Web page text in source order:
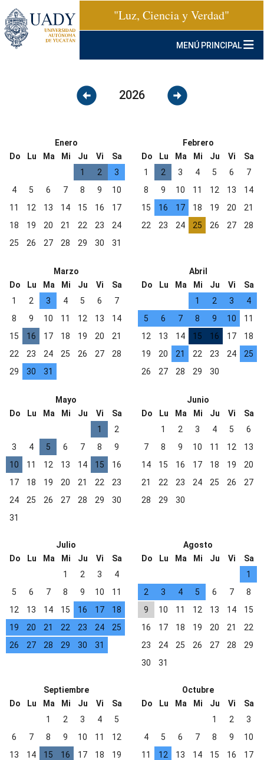
"Luz, Ciencia y Verdad"
MENÚ PRINCIPAL
arrow_circle_left 2026 arrow_circle_right
Enero
Do
Lu Ma Mi Ju Vi
Sa
1
2
3
4
5 6 7 8 9
10
11
12 13 14 15 16
17
18
19 20 21 22 23
24
25
26 27 28 29 30 31
Febrero
Do
Lu Ma Mi Ju Vi
Sa
1
2 3 4 5 6
7
8
9 10 11 12 13
14
15
16 17 18 19 20
21
22
23 24 25 26 27 28
Marzo
Do
Lu Ma Mi Ju Vi
Sa
1
2 3 4 5 6
7
8
9 10 11 12 13
14
15
16 17 18 19 20
21
22
23 24 25 26 27
28
29
30 31
Abril
Do
Lu Ma Mi Ju Vi
Sa
1
2 3
4
5
6 7 8 9 10
11
12
13 14 15 16 17
18
19
20 21 22 23 24
25
26
27 28 29 30
Mayo
Do
Lu Ma Mi Ju Vi
Sa
1
2
3
4 5 6 7 8
9
10
11 12 13 14 15
16
17
18 19 20 21 22
23
24
25 26 27 28 29
30
31
Junio
Do
Lu Ma Mi Ju Vi
Sa
1
2 3 4 5
6
7
8 9 10 11 12
13
14
15 16 17 18 19
20
21
22 23 24 25 26
27
28
29 30
Julio
Do
Lu Ma Mi Ju Vi
Sa
1
2 3
4
5
6 7 8 9 10
11
12
13 14 15 16 17
18
19
20 21 22 23 24
25
26
27 28 29 30 31
Agosto
Do
Lu Ma Mi Ju Vi
Sa
1
2
3 4 5 6 7
8
9
10 11 12 13 14
15
16
17 18 19 20 21
22
23
24 25 26 27 28
29
30
31
Septiembre
Do
Lu Ma Mi Ju Vi
Sa
1
2 3 4
5
6
7 8 9 10 11
12
13
14 15 16 17 18
19
Octubre
Do
Lu Ma Mi Ju Vi
Sa
1
2
3
4
5 6 7 8 9
10
11
12 13 14 15 16
17